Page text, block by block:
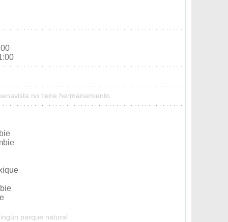
no tiene hermanamiento
parque natural